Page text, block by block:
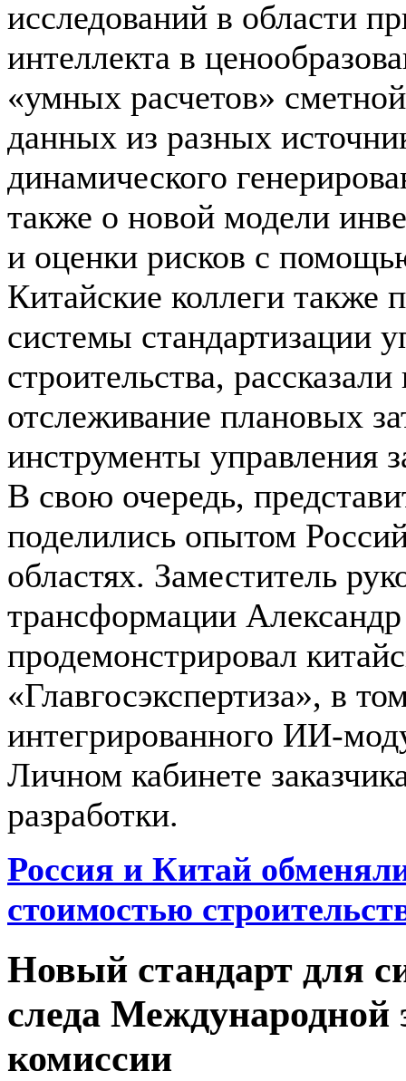
исследований в области
интеллекта в
«умных расчетов»
данных из разных
динамического
также о новой модели
и оценки рисков с
Китайские коллеги также
системы стандартизации
строительства,
отслеживание плановых
инструменты управления
В свою очередь,
поделились опытом
областях. Заместитель
трансформации
продемонстрировал
«Главгосэкспертиза», в
интегрированного ИИ-
Личном кабинете
разработки.
Россия и Китай
стоимостью
Новый стандарт для
следа Международной
комиссии